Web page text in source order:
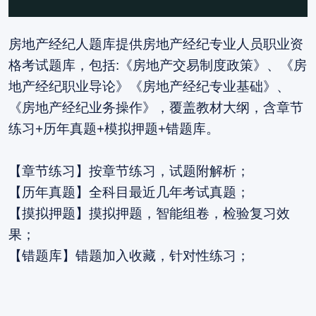
房地产经纪人题库提供房地产经纪专业人员职业资
格考试题库，包括:《房地产交易制度政策》、《房
地产经纪职业导论》《房地产经纪专业基础》、
《房地产经纪业务操作》，覆盖教材大纲，含章节
练习+历年真题+模拟押题+错题库。
【章节练习】按章节练习，试题附解析；
【历年真题】全科目最近几年考试真题；
【摸拟押题】摸拟押题，智能组卷，检验复习效
果；
【错题库】错题加入收藏，针对性练习；